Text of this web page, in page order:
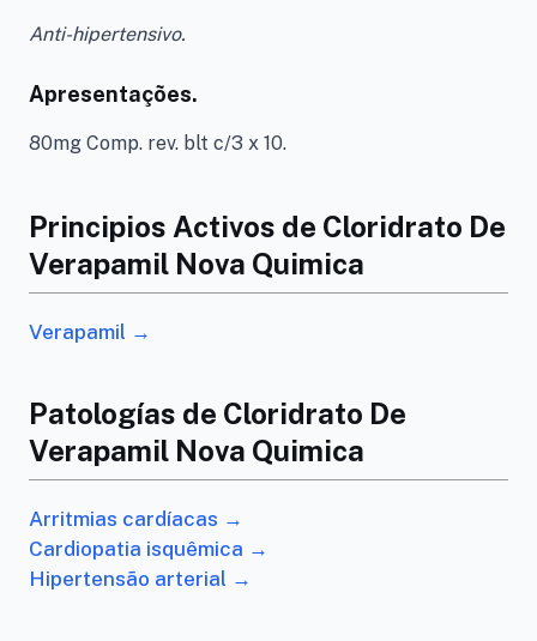
Anti-hipertensivo.
Apresentações.
80mg Comp. rev. blt c/3 x 10.
Principios Activos de Cloridrato De
Verapamil Nova Quimica
Verapamil →
Patologías de Cloridrato De
Verapamil Nova Quimica
Arritmias cardíacas →
Cardiopatia isquêmica →
Hipertensão arterial →